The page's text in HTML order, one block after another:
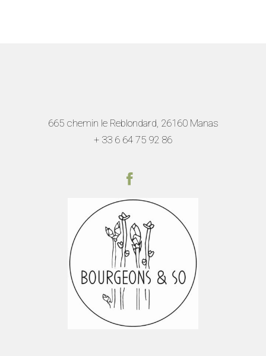
665 chemin le Reblondard, 26160 Manas
+ 33 6 64 75 92 86